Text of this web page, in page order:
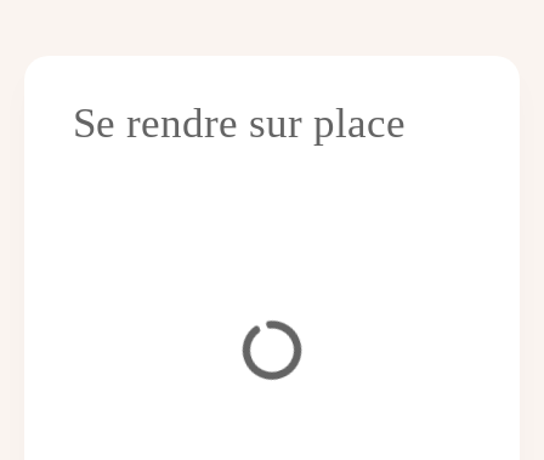
Se rendre sur place